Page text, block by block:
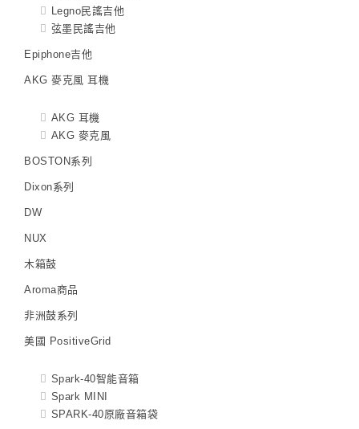
Legno民謠吉他
弦墨民謠吉他
Epiphone吉他
AKG 麥克風 耳機
AKG 耳機
AKG 麥克風
BOSTON系列
Dixon系列
DW
NUX
木箱鼓
Aroma商品
非洲鼓系列
美國 PositiveGrid
Spark-40智能音箱
Spark MINI
SPARK-40原廠音箱袋